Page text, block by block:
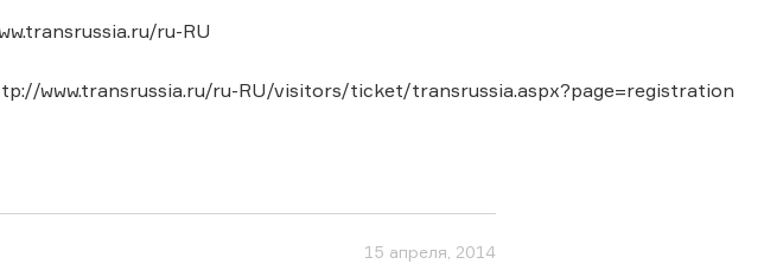
ru-RU
www.transrussia.ru/ru-RU/visitors/ticket/transrussia.aspx?page=registration
15 апреля, 2014